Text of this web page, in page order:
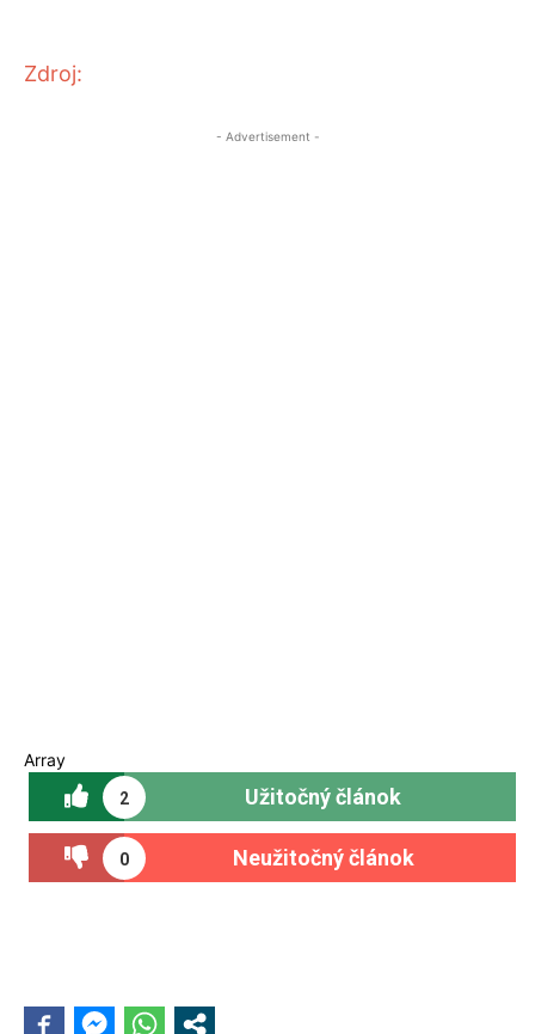
Zdroj:
- Advertisement -
Array
2 Užitočný článok
0 Neužitočný článok